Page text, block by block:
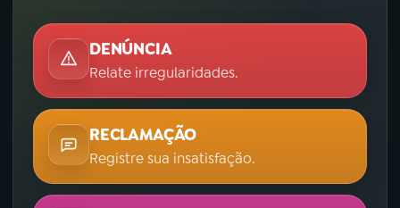
DENÚNCIA
Relate irregularidades.
RECLAMAÇÃO
Registre sua insatisfação.